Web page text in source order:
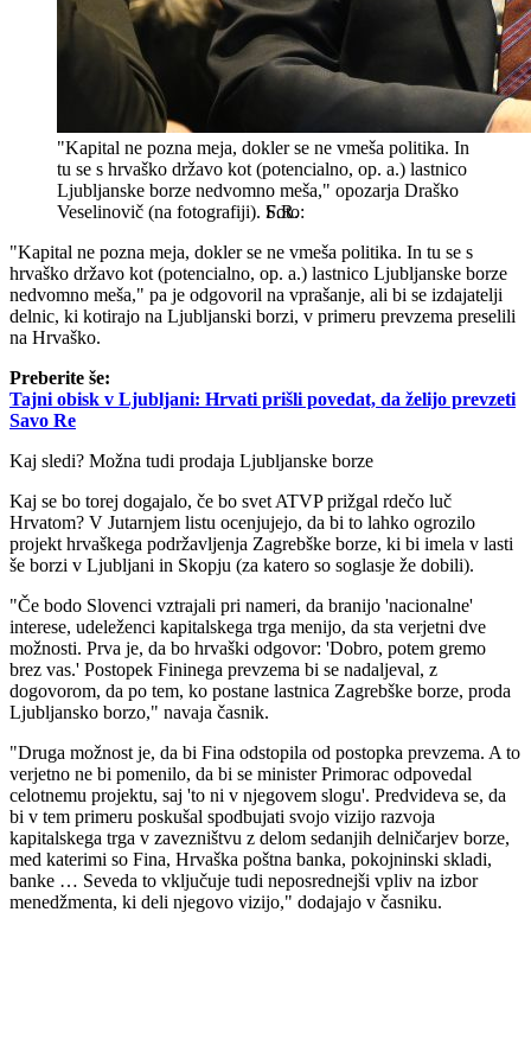
"Kapital ne pozna meja, dokler se ne vmeša politika. In
tu se s hrvaško državo kot (potencialno, op. a.) lastnico
Ljubljanske borze nedvomno meša," opozarja Draško
Veselinovič (na fotografiji). S.R.
"Kapital ne pozna meja, dokler se ne vmeša politika. In tu se s
hrvaško državo kot (potencialno, op. a.) lastnico Ljubljanske borze
nedvomno meša," pa je odgovoril na vprašanje, ali bi se izdajatelji
delnic, ki kotirajo na Ljubljanski borzi, v primeru prevzema preselili
na Hrvaško.
Preberite še:
Tajni obisk v Ljubljani: Hrvati prišli povedat, da želijo prevzeti
Savo Re
Kaj sledi? Možna tudi prodaja Ljubljanske borze
Kaj se bo torej dogajalo, če bo svet ATVP prižgal rdečo luč
Hrvatom? V Jutarnjem listu ocenjujejo, da bi to lahko ogrozilo
projekt hrvaškega podržavljenja Zagrebške borze, ki bi imela v lasti
še borzi v Ljubljani in Skopju (za katero so soglasje že dobili).
"Če bodo Slovenci vztrajali pri nameri, da branijo 'nacionalne'
interese, udeleženci kapitalskega trga menijo, da sta verjetni dve
možnosti. Prva je, da bo hrvaški odgovor: 'Dobro, potem gremo
brez vas.' Postopek Fininega prevzema bi se nadaljeval, z
dogovorom, da po tem, ko postane lastnica Zagrebške borze, proda
Ljubljansko borzo," navaja časnik.
"Druga možnost je, da bi Fina odstopila od postopka prevzema. A to
verjetno ne bi pomenilo, da bi se minister Primorac odpovedal
celotnemu projektu, saj 'to ni v njegovem slogu'. Predvideva se, da
bi v tem primeru poskušal spodbujati svojo vizijo razvoja
kapitalskega trga v zavezništvu z delom sedanjih delničarjev borze,
med katerimi so Fina, Hrvaška poštna banka, pokojninski skladi,
banke … Seveda to vključuje tudi neposrednejši vpliv na izbor
menedžmenta, ki deli njegovo vizijo," dodajajo v časniku.